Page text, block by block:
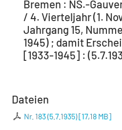
Bremen : NS.-
/ 4. Vierteljahr (1.
Jahrgang 15,
1945) ; damit
[1933-1945] :
Dateien
Nr. 183 (5.7.1935)[17,18 MB]